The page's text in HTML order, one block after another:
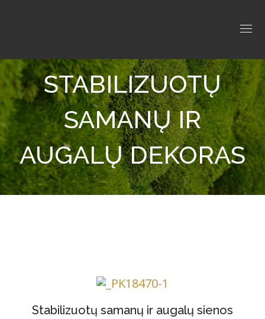
STABILIZUOTŲ
SAMANŲ IR
AUGALŲ DEKORAS
Stabilizuotų samanų ir augalų sienos